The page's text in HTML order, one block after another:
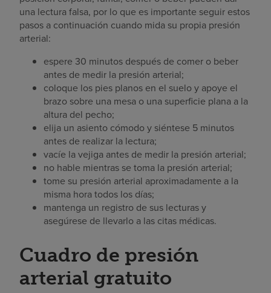
una lectura falsa, por lo que es importante seguir estos
pasos a continuación cuando mida su propia presión
arterial:
espere 30 minutos después de comer o beber
antes de medir la presión arterial;
coloque los pies planos en el suelo y apoye el
brazo sobre una mesa o una superficie plana a la
altura del pecho;
elija un asiento cómodo y siéntese 5 minutos
antes de realizar la lectura;
vacíe la vejiga antes de medir la presión arterial;
no hable mientras se toma la presión arterial;
tome su presión arterial aproximadamente a la
misma hora todos los días;
mantenga un registro de sus lecturas y
asegúrese de llevarlo a las citas médicas.
Cuadro de presión
arterial gratuito